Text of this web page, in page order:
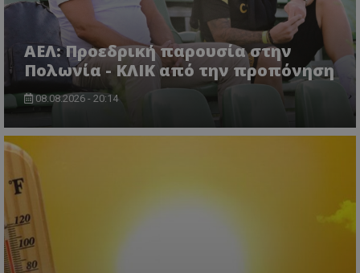
ΑΕΛ: Προεδρική παρουσία στην
Πολωνία - ΚΛΙΚ από την προπόνηση
08.08.2026 - 20:14